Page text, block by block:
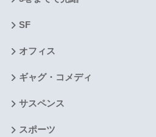
SF
オフィス
ギャグ・コメディ
サスペンス
スポーツ